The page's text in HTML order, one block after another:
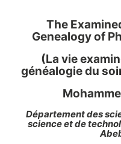
The
Genealogy of
(La vie
généalogie du
Département des
science et de